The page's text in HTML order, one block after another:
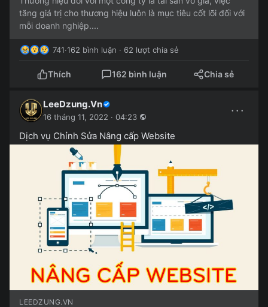
tăng giá trị cho thương hiệu luôn là mục tiêu cốt lõi đối với
mỗi doanh nghiệp....
741·162 bình luận · 62 lượt chia sẻ
Thích 162 bình luận Chia sẻ
LeeDzung.Vn
16 tháng 11, 2022 · 04:23 ···
Dịch vụ Chỉnh Sửa Nâng cấp Website
LEEDZUNG.VN